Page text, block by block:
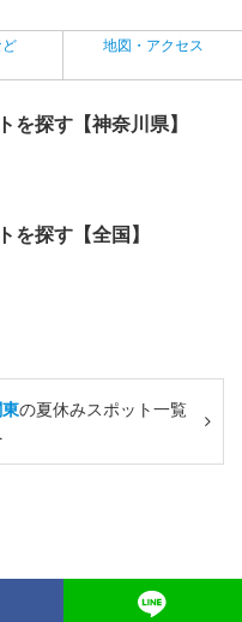
地図・アクセス
を探す【神奈川県】
を探す【全国】
の夏休みスポット一覧